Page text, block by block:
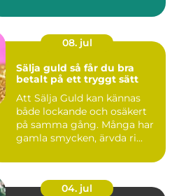
08. jul
Sälja guld så får du bra
betalt på ett tryggt sätt
Att Sälja Guld kan kännas
både lockande och osäkert
på samma gång. Många har
gamla smycken, ärvda ri...
04. jul